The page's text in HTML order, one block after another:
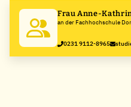
Frau Anne-
an der Fachhochschule
0231 9112-8965